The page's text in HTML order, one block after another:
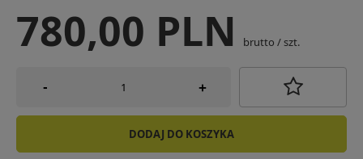
780,00 PLN brutto /szt.
- +
DODAJ DO KOSZYKA